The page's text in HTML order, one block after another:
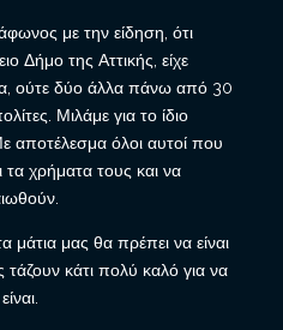
άφωνος με την είδηση, ότι
Δήμο της Αττικής, είχε
ούτε δύο άλλα πάνω από 30
Μιλάμε για το ίδιο
αποτέλεσμα όλοι αυτοί που
τα χρήματα τους και να
μάτια μας θα πρέπει να είναι
κάτι πολύ καλό για να